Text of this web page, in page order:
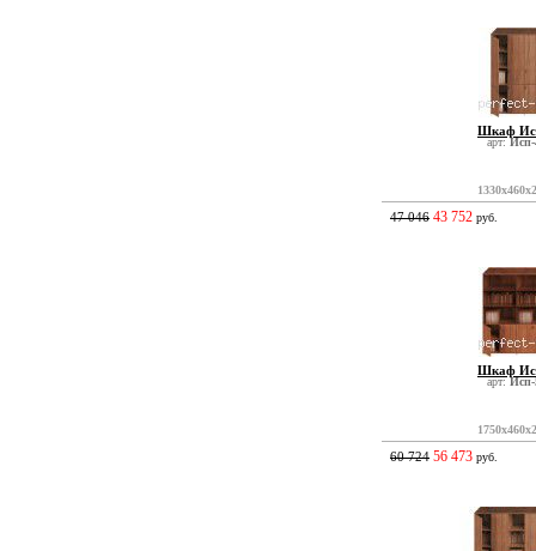
арт:Исп-
Шкаф
арт:Исп-
47 046 43 752 руб.
Шкаф
60 724 56 473 руб.